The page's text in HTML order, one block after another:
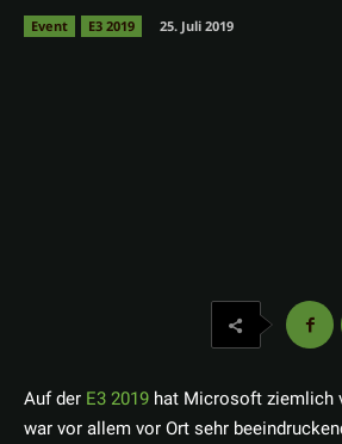
Event E3 2019 25. Juli 2019
Auf der E3 2019 hat Microsoft ziemlich
war vor allem vor Ort sehr